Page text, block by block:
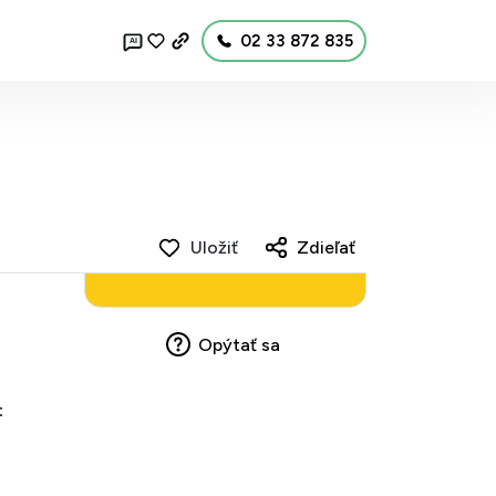
AI 02 33 872 835
Uložiť Zdieľať
Opýtať sa